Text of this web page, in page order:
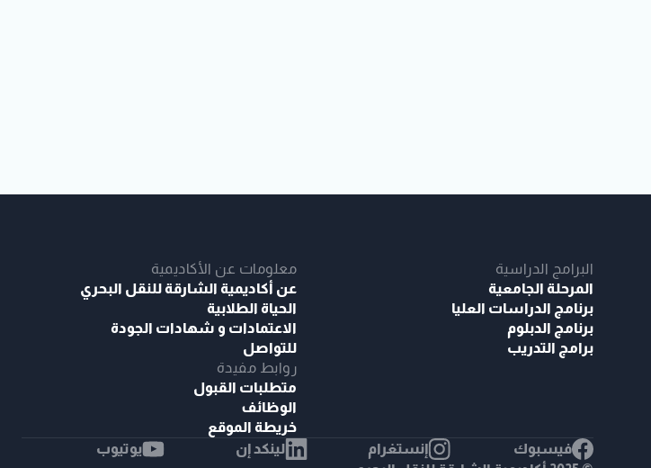
البرامج الدراسية
المرحلة الجامعية
برنامج الدراسات العليا
برنامج الدبلوم
برامج التدريب
معلومات عن الأكاديمية
عن أكاديمية الشارقة للنقل البحري
الحياة الطلابية
الاعتمادات و شهادات الجودة
للتواصل
روابط مفيدة
متطلبات القبول
الوظائف
خريطة الموقع
فيسبوك
إنستغرام لينكد إن
يوتيوب